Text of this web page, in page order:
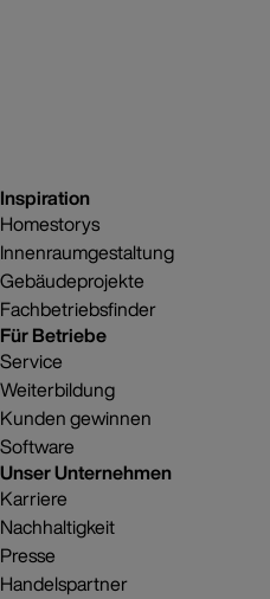
Inspiration
Homestorys
Innenraumgestaltung
Gebäudeprojekte
Fachbetriebsfinder
Für Betriebe
Service
Weiterbildung
Kunden gewinnen
Software
Unser Unternehmen
Karriere
Nachhaltigkeit
Presse
Handelspartner